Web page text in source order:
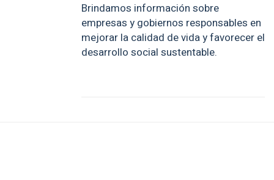
Brindamos información sobre
empresas y gobiernos responsables en
mejorar la calidad de vida y favorecer el
desarrollo social sustentable.